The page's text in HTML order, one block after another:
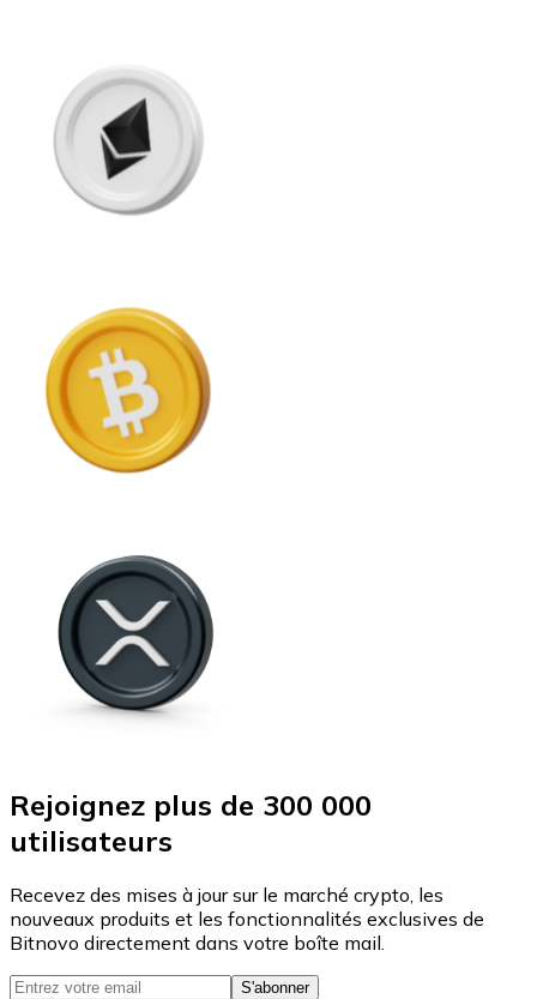
Rejoignez plus de 300 000
utilisateurs
Recevez des mises à jour sur le marché crypto, les
nouveaux produits et les fonctionnalités exclusives de
Bitnovo directement dans votre boîte mail.
S'abonner